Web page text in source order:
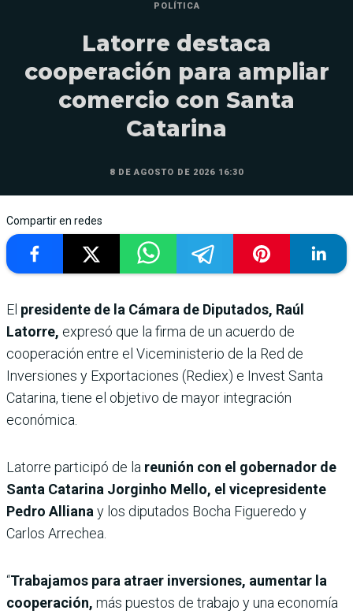
POLÍTICA
Latorre destaca
cooperación para ampliar
comercio con Santa
Catarina
8 DE AGOSTO DE 2026 16:30
Compartir en redes
El presidente de la Cámara de Diputados, Raúl
Latorre, expresó que la firma de un acuerdo de
cooperación entre el Viceministerio de la Red de
Inversiones y Exportaciones (Rediex) e Invest Santa
Catarina, tiene el objetivo de mayor integración
económica.
Latorre participó de la reunión con el gobernador de
Santa Catarina Jorginho Mello, el vicepresidente
Pedro Allianay los diputados Bocha Figueredo y
Carlos Arrechea.
“Trabajamos para atraer inversiones, aumentar la
cooperación, más puestos de trabajo y una economía